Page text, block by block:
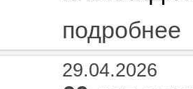
подробнее
29.04.2026